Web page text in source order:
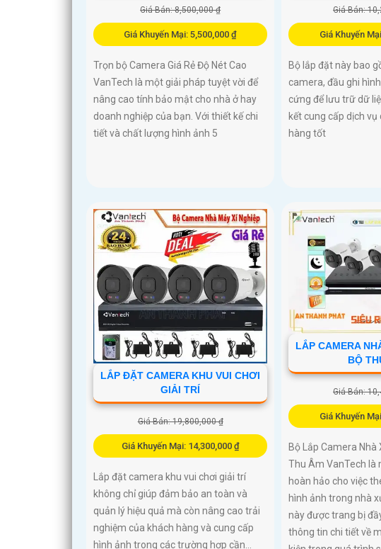
Giá Bán: 8,500,000 ₫
Giá Khuyến Mại: 5,500,000 ₫
Trọn bộ Camera Giá Rẻ Độ Nét Cao
VanTech là một giải pháp tuyệt vời để
nâng cao tính bảo mật cho nhà ở hay
doanh nghiệp của bạn. Với thiết kế chi
tiết và chất lượng hình ảnh 5
Giá Bán:
Giá Khuyến
Bộ lắp đặt này bao
camera, đầu ghi
cứng để lưu trữ dữ
kết cung cấp dịch
hàng tốt
LẮP ĐẶT CAMERA KHU VUI CHƠI
GIẢI TRÍ
Giá Bán: 19,800,000 ₫
Giá Khuyến Mại: 14,300,000 ₫
Lắp đặt camera khu vui chơi giải trí
không chỉ giúp đảm bảo an toàn và
quản lý hiệu quả mà còn nâng cao trải
nghiệm của khách hàng và cung cấp
hình ảnh trong các trường hợp cần...
LẮP CAMERA
BỘ
Giá Bán:
Giá Khuyến
Bộ Lắp Camera Nhà
Thu Âm VanTech là
hoàn hảo cho việc
hình ảnh trong nhà
này được trang bị
thông tin chi tiết về